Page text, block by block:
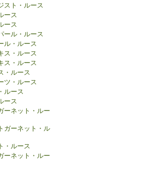
スト・ルース
ース
ース
ール・ルース
ル・ルース
ス・ルース
ス・ルース
・ルース
ツ・ルース
ルース
ース
ーネット・ルー
ガーネット・ル
・ルース
ーネット・ルー